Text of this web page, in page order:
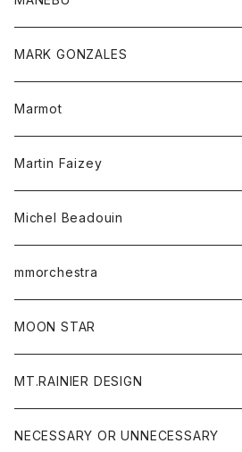
ベスト
ポロシャツ
ロングスリーブTシャツ
フリース
チュニック
ワンピース
Tシャツ
靴
MARK GONZALES
トップス
Tシャツ
Marmot
Martin Faizey
ベルト
Michel Beadouin
トップス
ジャケット
ニット
パンツ
mmorchestra
帽子
MOON STAR
MT.RAINIER DESIGN
アウター
NECESSARY OR UNNECESSARY